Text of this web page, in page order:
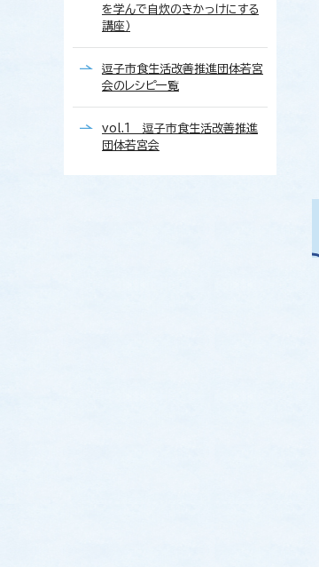
を学んで自炊のきかっけにする
講座）
逗子市食生活改善推進団体若宮
会のレシピ一覧
vol.1 逗子市食生活改善推進
団体若宮会